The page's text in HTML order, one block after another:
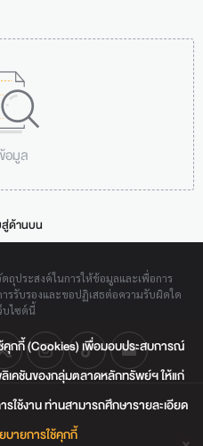
อมูล
ด้านบน
ประสงค์ในการให้ข้อมูลและเพื่อการ
รรับรองและขอปฏิเสธต่อความรับผิดใด
บไซต์นี้
คุกกี้ (Cookies) เพื่อมอบประสบการณ์
เคชันของกลุ่มตลาดหลักทรัพย์ฯ ให้แก่
ใช้งาน ท่านสามารถศึกษารายละเอียด
บายการใช้คุกกี้